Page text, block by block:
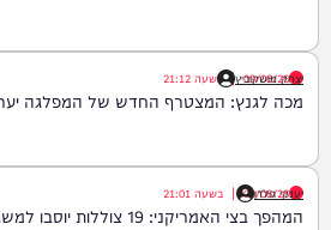
יצחק מושקוביץ
09/08/26
| בשעה 21:12
מכה לגנץ: המצטרף החדש של המפלגה
יענקי גולדן
09/08/26
| בשעה 21:01
המהפך בצי האמריקני: 19 צוללות יוסבו למשגרות טילים